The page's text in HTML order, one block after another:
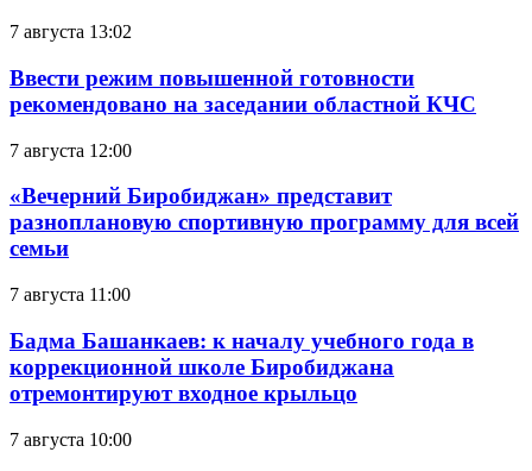
7 августа 13:02
Ввести режим повышенной готовности
рекомендовано на заседании областной КЧС
7 августа 12:00
«Вечерний Биробиджан» представит
разноплановую спортивную программу для всей
семьи
7 августа 11:00
Бадма Башанкаев: к началу учебного года в
коррекционной школе Биробиджана
отремонтируют входное крыльцо
7 августа 10:00